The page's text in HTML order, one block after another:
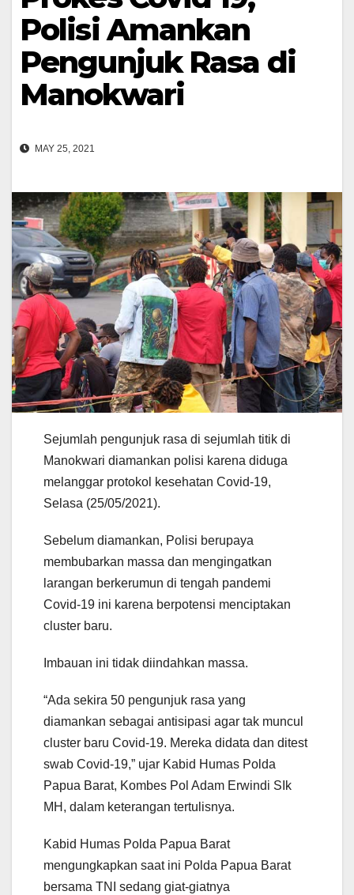
Polisi Amankan
Pengunjuk Rasa di
Manokwari
MAY 25, 2021
Sejumlah pengunjuk rasa di sejumlah titik di
Manokwari diamankan polisi karena diduga
melanggar protokol kesehatan Covid-19,
Selasa (25/05/2021).
Sebelum diamankan, Polisi berupaya
membubarkan massa dan mengingatkan
larangan berkerumun di tengah pandemi
Covid-19 ini karena berpotensi menciptakan
cluster baru.
Imbauan ini tidak diindahkan massa.
“Ada sekira 50 pengunjuk rasa yang
diamankan sebagai antisipasi agar tak muncul
cluster baru Covid-19. Mereka didata dan ditest
swab Covid-19,” ujar Kabid Humas Polda
Papua Barat, Kombes Pol Adam Erwindi SIk
MH, dalam keterangan tertulisnya.
Kabid Humas Polda Papua Barat
mengungkapkan saat ini Polda Papua Barat
bersama TNI sedang giat-giatnya